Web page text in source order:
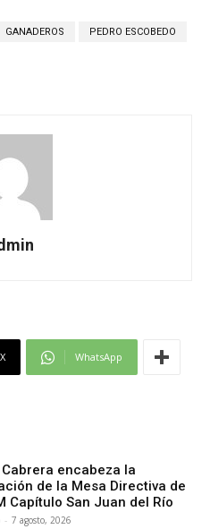
GANADEROS PEDRO ESCOBEDO
X WhatsApp
encabeza la
de la Mesa Directiva de
Capítulo San Juan del Río
- 7 agosto, 2026